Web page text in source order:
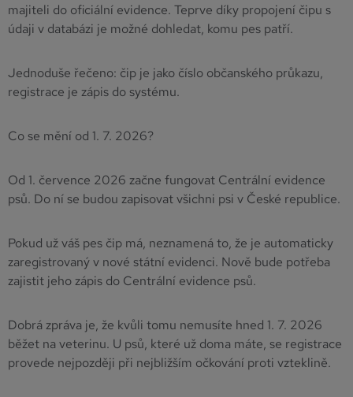
majiteli do oficiální evidence. Teprve díky propojení čipu s
údaji v databázi je možné dohledat, komu pes patří.
Jednoduše řečeno: čip je jako číslo občanského průkazu,
registrace je zápis do systému.
Co se mění od 1. 7. 2026?
Od 1. července 2026 začne fungovat Centrální evidence
psů. Do ní se budou zapisovat všichni psi v České republice.
Pokud už váš pes čip má, neznamená to, že je automaticky
zaregistrovaný v nové státní evidenci. Nově bude potřeba
zajistit jeho zápis do Centrální evidence psů.
Dobrá zpráva je, že kvůli tomu nemusíte hned 1. 7. 2026
běžet na veterinu. U psů, které už doma máte, se registrace
provede nejpozději při nejbližším očkování proti vzteklině.